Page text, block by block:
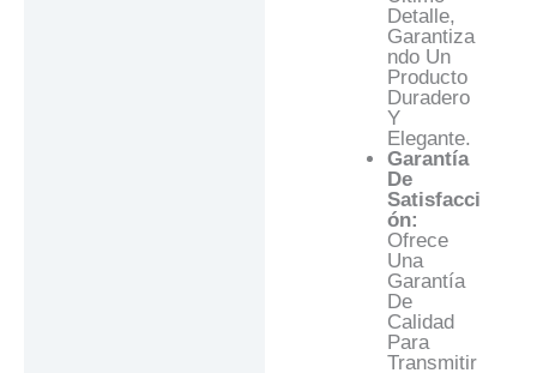
Detalle,
Garantiza
Ndo Un
Producto
Duradero
Y
Elegante.
Garantía
De
Satisfacci
Ón:
Ofrece
Una
Garantía
De
Calidad
Para
Transmitir